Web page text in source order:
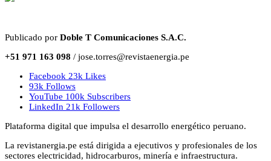
Publicado por Doble T Comunicaciones S.A.C.
+51 971 163 098 / jose.torres@revistaenergia.pe
Facebook 23k Likes
93k Follows
YouTube 100k Subscribers
LinkedIn 21k Followers
Plataforma digital que impulsa el desarrollo energético peruano.
La revistanergia.pe está dirigida a ejecutivos y profesionales de los
sectores electricidad, hidrocarburos, minería e infraestructura.